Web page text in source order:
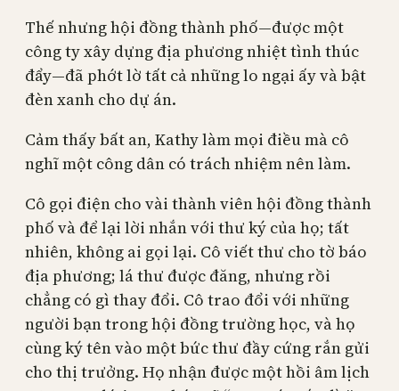
Thế nhưng hội đồng thành phố—được một
công ty xây dựng địa phương nhiệt tình thúc
đẩy—đã phớt lờ tất cả những lo ngại ấy và bật
đèn xanh cho dự án.
Cảm thấy bất an, Kathy làm mọi điều mà cô
nghĩ một công dân có trách nhiệm nên làm.
Cô gọi điện cho vài thành viên hội đồng thành
phố và để lại lời nhắn với thư ký của họ; tất
nhiên, không ai gọi lại. Cô viết thư cho tờ báo
địa phương; lá thư được đăng, nhưng rồi
chẳng có gì thay đổi. Cô trao đổi với những
người bạn trong hội đồng trường học, và họ
cùng ký tên vào một bức thư đầy cứng rắn gửi
cho thị trưởng. Họ nhận được một hồi âm lịch